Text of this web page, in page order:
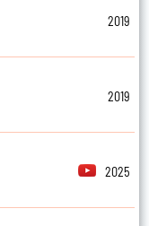
2019
2019
2025